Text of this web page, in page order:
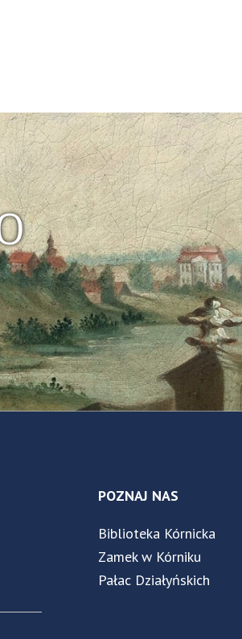
POZNAJ NAS
Biblioteka Kórnicka
Zamek w Kórniku
Pałac Działyńskich